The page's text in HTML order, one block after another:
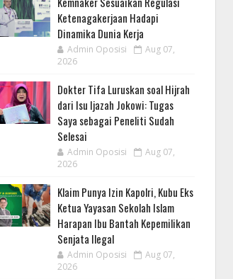
Ketenagakerjaan Hadapi
Dinamika Dunia Kerja
Admin Oposisi
Aug 07,
2026
Dokter Tifa Luruskan soal Hijrah
dari Isu Ijazah Jokowi: Tugas
Saya sebagai Peneliti Sudah
Selesai
Admin Oposisi
Aug 07,
2026
Klaim Punya Izin Kapolri, Kubu Eks
Ketua Yayasan Sekolah Islam
Harapan Ibu Bantah Kepemilikan
Senjata Ilegal
Admin Oposisi
Aug 07,
2026